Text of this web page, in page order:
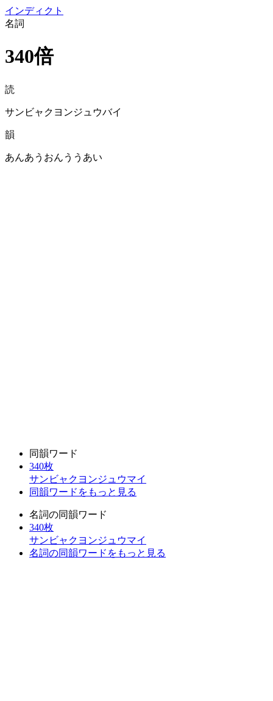
インディクト
名詞
340倍
読
サンビャクヨンジュウバイ
韻
あんあうおんううあい
同韻ワード
340枚
サンビャクヨンジュウマイ
同韻ワードをもっと見る
名詞の同韻ワード
340枚
サンビャクヨンジュウマイ
名詞の同韻ワードをもっと見る